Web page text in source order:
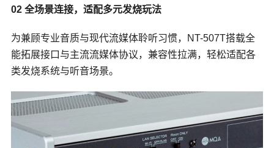
02 全场景连接，适配多元发烧玩法
为兼顾专业音质与现代流媒体聆听习惯，NT-507T搭载全
能拓展接口与主流流媒体协议，兼容性拉满，轻松适配各
类发烧系统与听音场景。